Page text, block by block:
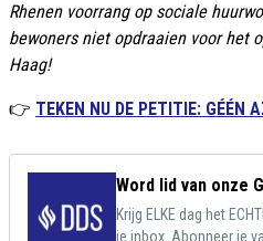
Rhenen voorrang op sociale
bewoners niet opdraaien voor het
Haag!
👉 TEKEN NU DE PETITIE: GÉÉN
Word lid van onze
Krijg ELKE dag het
je inbox. Abonneer je